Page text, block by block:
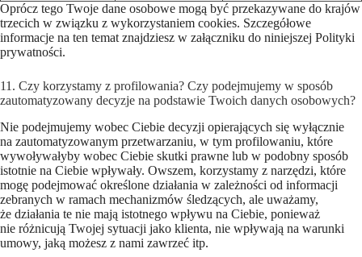
Oprócz tego Twoje dane osobowe mogą być przekazywane do krajów
trzecich w związku z wykorzystaniem cookies. Szczegółowe
informacje na ten temat znajdziesz w załączniku do niniejszej Polityki
prywatności.
11. Czy korzystamy z profilowania? Czy podejmujemy w sposób
zautomatyzowany decyzje na podstawie Twoich danych osobowych?
Nie podejmujemy wobec Ciebie decyzji opierających się wyłącznie
na zautomatyzowanym przetwarzaniu, w tym profilowaniu, które
wywoływałyby wobec Ciebie skutki prawne lub w podobny sposób
istotnie na Ciebie wpływały. Owszem, korzystamy z narzędzi, które
mogę podejmować określone działania w zależności od informacji
zebranych w ramach mechanizmów śledzących, ale uważamy,
że działania te nie mają istotnego wpływu na Ciebie, ponieważ
nie różnicują Twojej sytuacji jako klienta, nie wpływają na warunki
umowy, jaką możesz z nami zawrzeć itp.